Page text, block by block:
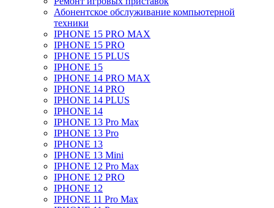
Абонентское обслуживание компьютерной
техники
IPHONE 15 PRO MAX
IPHONE 15 PRO
IPHONE 15 PLUS
IPHONE 15
IPHONE 14 PRO MAX
IPHONE 14 PRO
IPHONE 14 PLUS
IPHONE 14
IPHONE 13 Pro Max
IPHONE 13 Pro
IPHONE 13
IPHONE 13 Mini
IPHONE 12 Pro Max
IPHONE 12 PRO
IPHONE 12
IPHONE 11 Pro Max